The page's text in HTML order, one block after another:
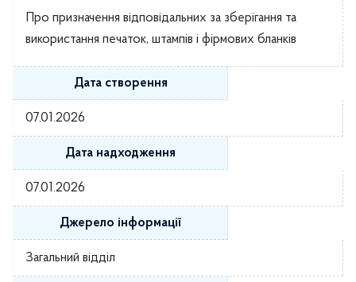
Про призначення відповідальних за зберігання та
використання печаток, штампів і фірмових бланків
Дата створення
07.01.2026
Дата надходження
07.01.2026
Джерело інформації
Загальний відділ